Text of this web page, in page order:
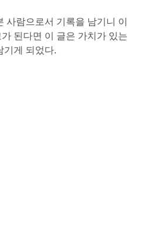
사람으로서 기록을 남기니 이
된다면 이 글은 가치가 있는
기게 되었다.